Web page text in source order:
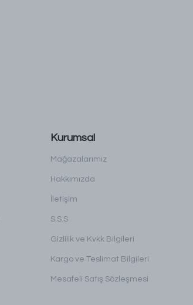
Kurumsal
Mağazalarımız
Hakkımızda
İletişim
S.S.S
Gizlilik ve Kvkk Bilgileri
Kargo ve Teslimat Bilgileri
Mesafeli Satış Sözleşmesi